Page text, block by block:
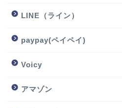
LINE（ライン）
paypay(ペイペイ)
Voicy
アマゾン